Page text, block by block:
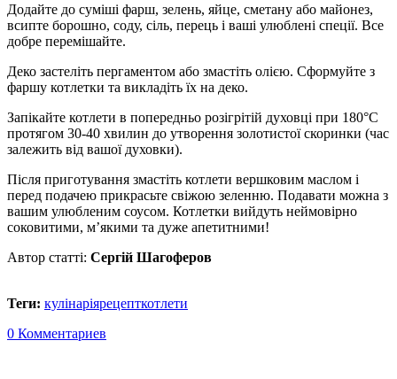
Додайте до суміші фарш, зелень, яйце, сметану або майонез,
всипте борошно, соду, сіль, перець і ваші улюблені спеції. Все
добре перемішайте.
Деко застеліть пергаментом або змастіть олією. Сформуйте з
фаршу котлетки та викладіть їх на деко.
Запікайте котлети в попередньо розігрітій духовці при 180°С
протягом 30-40 хвилин до утворення золотистої скоринки (час
залежить від вашої духовки).
Після приготування змастіть котлети вершковим маслом і
перед подачею прикрасьте свіжою зеленню. Подавати можна з
вашим улюбленим соусом. Котлетки вийдуть неймовірно
соковитими, м’якими та дуже апетитними!
Автор статті: Сергій Шагоферов
Теги: кулінаріярецепткотлети
0 Комментариев